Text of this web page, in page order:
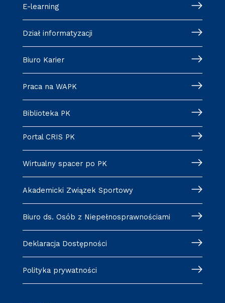
E-learning
Dział informatyzacji
Biuro Karier
Praca na WAPK
Biblioteka PK
Portal CRIS PK
Wirtualny spacer po PK
Akademicki Związek Sportowy
Biuro ds. Osób z Niepełnosprawnościami
Deklaracja Dostępności
Polityka prywatności